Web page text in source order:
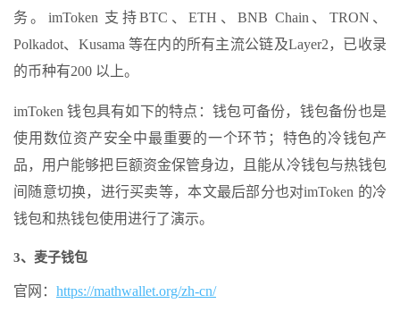
务。imToken 支持BTC、ETH、BNB Chain、TRON、
Polkadot、Kusama 等在内的所有主流公链及Layer2，已收录
的币种有200 以上。
imToken 钱包具有如下的特点：钱包可备份，钱包备份也是
使用数位资产安全中最重要的一个环节；特色的冷钱包产
品，用户能够把巨额资金保管身边，且能从冷钱包与热钱包
间随意切换，进行买卖等，本文最后部分也对imToken 的冷
钱包和热钱包使用进行了演示。
3、麦子钱包
官网： https://mathwallet.org/zh-cn/